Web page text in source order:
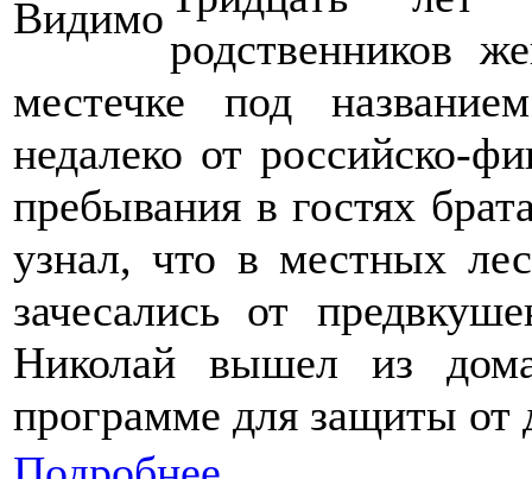
родственников
местечке под
недалеко от российско-
пребывания в гостях
узнал, что в местных
зачесались от
Николай вышел из
программе для защиты от